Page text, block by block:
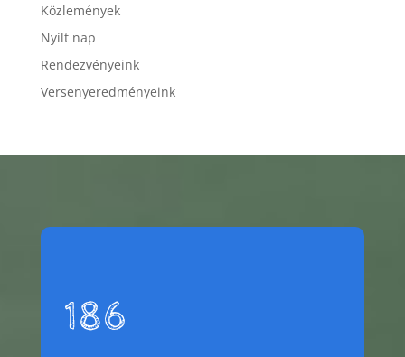
Közlemények
Nyílt nap
Rendezvényeink
Versenyeredményeink
186